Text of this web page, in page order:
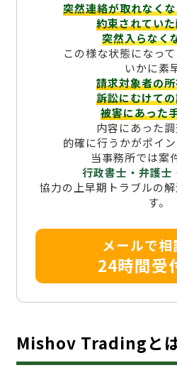
突然連絡が取れなく
約束されてい
突然入らなく
この様な状態になって
いかに素
請求対象者の
訴訟にむけて
被害にあった
内容にあった
的確に行うかがポイン
当事務所では案
行政書士・弁護士
協力の上早期トラブルの
す。
メールで相
24時間受
Mishov Tradingと